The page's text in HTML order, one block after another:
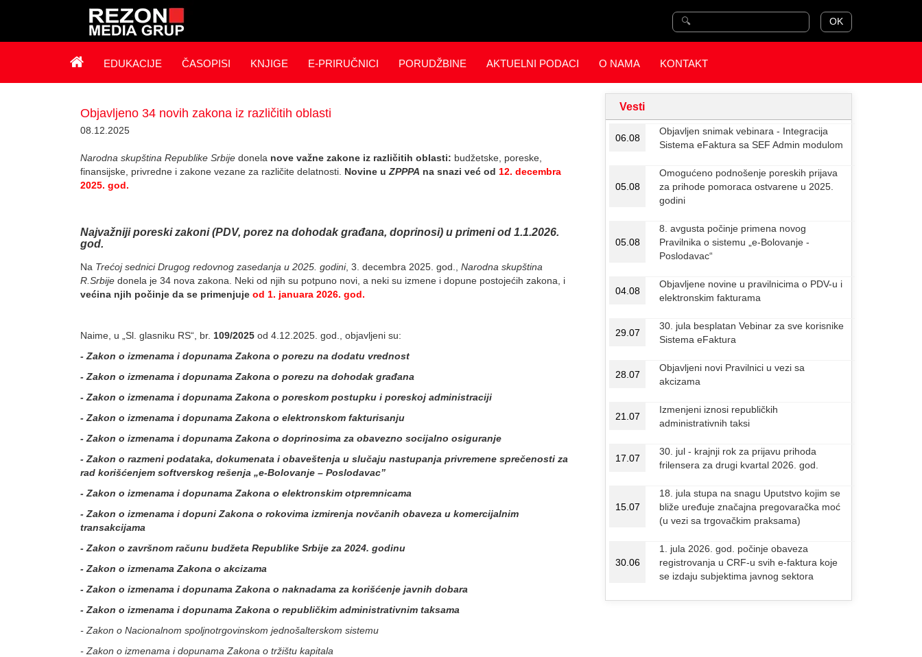
OK
EDUKACIJE ČASOPISI KNJIGE E-PRIRUČNICI PORUDŽBINE AKTUELNI PODACI O NAMA KONTAKT
Objavljeno 34 novih zakona iz različitih oblasti
08.12.2025
Narodna skupština Republike Srbije donela nove važne zakone iz različitih oblasti: budžetske, poreske,
finansijske, privredne i zakone vezane za različite delatnosti. Novine u ZPPPA na snazi već od 12. decembra
2025. god.
Najvažniji poreski zakoni (PDV, porez na dohodak građana, doprinosi) u primeni od 1.1.2026.
god.
Na Trećoj sednici Drugog redovnog zasedanja u 2025. godini, 3. decembra 2025. god., Narodna skupština
R.Srbije donela je 34 nova zakona. Neki od njih su potpuno novi, a neki su izmene i dopune postojećih zakona, i
većina njih počinje da se primenjuje od 1. januara 2026. god.
Naime, u „Sl. glasniku RS“, br. 109/2025 od 4.12.2025. god., objavljeni su:
- Zakon o izmenama i dopunama Zakona o porezu na dodatu vrednost
- Zakon o izmenama i dopunama Zakona o porezu na dohodak građana
- Zakon o izmenama i dopunama Zakona o poreskom postupku i poreskoj administraciji
- Zakon o izmenama i dopunama Zakona o elektronskom fakturisanju
- Zakon o izmenama i dopunama Zakona o doprinosima za obavezno socijalno osiguranje
- Zakon o razmeni podataka, dokumenata i obaveštenja u slučaju nastupanja privremene sprečenosti za
rad korišćenjem softverskog rešenja „e-Bolovanje – Poslodavac”
- Zakon o izmenama i dopunama Zakona o elektronskim otpremnicama
- Zakon o izmenama i dopuni Zakona o rokovima izmirenja novčanih obaveza u komercijalnim
transakcijama
- Zakon o završnom računu budžeta Republike Srbije za 2024. godinu
- Zakon o izmenama Zakona o akcizama
- Zakon o izmenama i dopunama Zakona o naknadama za korišćenje javnih dobara
- Zakon o izmenama i dopunama Zakona o republičkim administrativnim taksama
- Zakon o Nacionalnom spoljnotrgovinskom jednošalterskom sistemu
- Zakon o izmenama i dopunama Zakona o tržištu kapitala
Vesti
06.08
Objavljen snimak vebinara - Integracija
Sistema eFaktura sa SEF Admin modulom
05.08
Omogućeno podnošenje poreskih prijava
za prihode pomoraca ostvarene u 2025.
godini
05.08
8. avgusta počinje primena novog
Pravilnika o sistemu „e-Bolovanje -
Poslodavac“
04.08
Objavljene novine u pravilnicima o PDV-u i
elektronskim fakturama
29.07
30. jula besplatan Vebinar za sve korisnike
Sistema eFaktura
28.07
Objavljeni novi Pravilnici u vezi sa
akcizama
21.07
Izmenjeni iznosi republičkih
administrativnih taksi
17.07
30. jul - krajnji rok za prijavu prihoda
frilensera za drugi kvartal 2026. god.
15.07
18. jula stupa na snagu Uputstvo kojim se
bliže uređuje značajna pregovaračka moć
(u vezi sa trgovačkim praksama)
30.06
1. jula 2026. god. počinje obaveza
registrovanja u CRF-u svih e-faktura koje
se izdaju subjektima javnog sektora